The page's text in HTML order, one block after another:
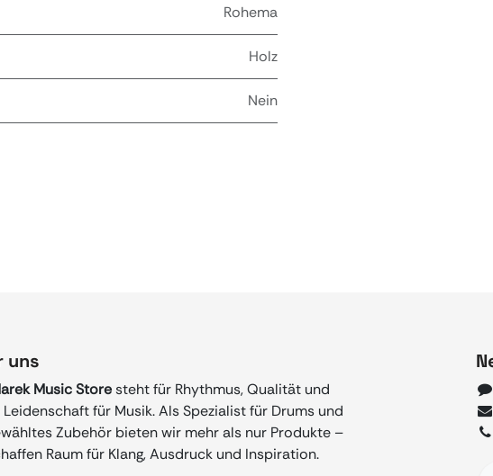
Rohema
Holz
Nein
uns
Music Storesteht für Rhythmus, Qualität und
für Musik. Als Spezialist für Drums und
Zubehör bieten wir mehr als nur Produkte –
Raum für Klang, Ausdruck und Inspiration.